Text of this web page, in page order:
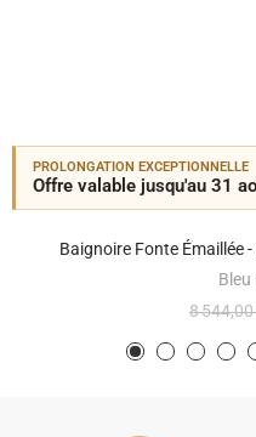
PROLONGATION EXCEPTIONNELLE
Offre valable jusqu'au 31
Baignoire Fonte Émaillée
Bleu
8